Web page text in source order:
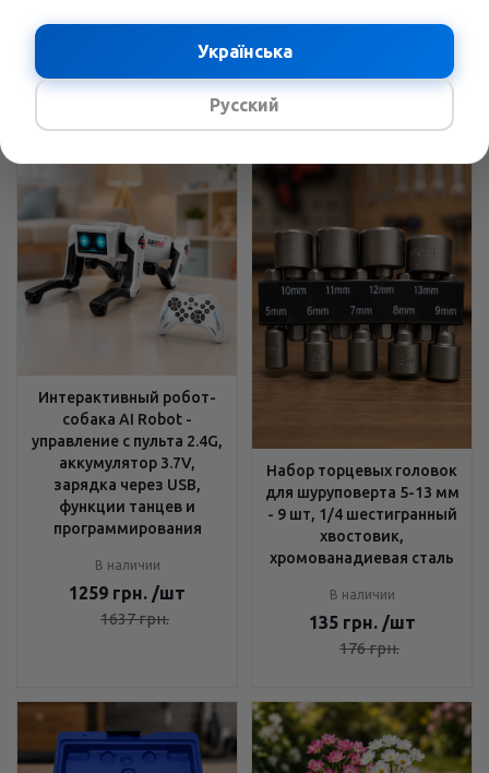
3158грн.
3689 грн. /шт
Интерактивный робот-
собака AI Robot -
управление с пульта 2.4G,
аккумулятор 3.7V,
зарядка через USB,
функции танцев и
программирования
В наличии
1259 грн. /шт
1637грн.
Набор торцевых головок
для шуруповерта 5-13 мм
- 9 шт, 1/4 шестигранный
хвостовик,
хромованадиевая сталь
В наличии
135 грн. /шт
176грн.
Українська
Русский